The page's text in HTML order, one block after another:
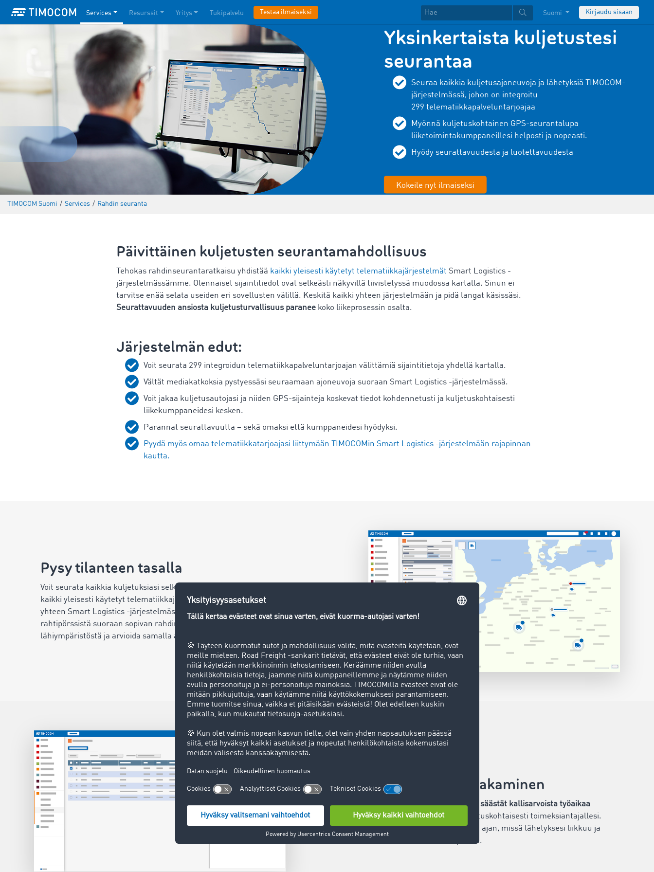
Services Resurssit Yritys Tukipalvelu Testaa ilmaiseksi Suomi Kirjaudu sisään
Yksinkertaista kuljetustesi
seurantaa
Seuraa kaikkia kuljetusajoneuvoja ja lähetyksiä TIMOCOM-
järjestelmässä, johon on integroitu
299 telematiikkapalveluntarjoajaa
Myönnä kuljetuskohtainen GPS-seurantalupa
liiketoimintakumppaneillesi helposti ja nopeasti.
Hyödy seurattavuudesta ja luotettavuudesta
Kokeile nyt ilmaiseksi
TIMOCOM Suomi / Services / Rahdin seuranta
Päivittäinen kuljetusten seurantamahdollisuus
Tehokas rahdinseurantaratkaisu yhdistää kaikki yleisesti käytetyt telematiikkajärjestelmät Smart Logistics -
järjestelmässämme. Olennaiset sijaintitiedot ovat selkeästi näkyvillä tiivistetyssä muodossa kartalla. Sinun ei
tarvitse enää selata useiden eri sovellusten välillä. Keskitä kaikki yhteen järjestelmään ja pidä langat käsissäsi.
Seurattavuuden ansiosta kuljetusturvallisuus paranee koko liikeprosessin osalta.
Järjestelmän edut:
Voit seurata 299 integroidun telematiikkapalveluntarjoajan välittämiä sijaintitietoja yhdellä kartalla.
Vältät mediakatkoksia pystyessäsi seuraamaan ajoneuvoja suoraan Smart Logistics -järjestelmässä.
Voit jakaa kuljetusautojasi ja niiden GPS-sijainteja koskevat tiedot kohdennetusti ja kuljetuskohtaisesti
liikekumppaneidesi kesken.
Parannat seurattavuutta – sekä omaksi että kumppaneidesi hyödyksi.
Pyydä myös omaa telematiikkatarjoajasi liittymään TIMOCOMin Smart Logistics -järjestelmään rajapinnan
kautta.
Pysy tilanteen tasalla
Voit seurata kaikkia kuljetuksiasi selkeästi
kaikki yleisesti käytetyt telematiikkajärjestelmät on koottu
yhteen Smart Logistics -järjestelmässämme. Voit myös etsiä
rahtipörssistä suoraan sopivan rahdin ajoneuvosi
lähiympäristöstä ja arvioida samalla ajomatkan.
Sijaintitietojen jakaminen
Vältät ylimääräiset kyselyt jasäästät kallisarvoista työaikaa
jakamalla sijaintitiedot kuljetuskohtaisesti toimeksiantajallesi.
Toimeksiantajana tiedät koko ajan, missä lähetyksesi liikkuu ja
milloin se toimitetaan perille.